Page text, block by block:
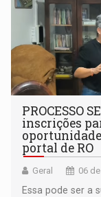
PROCESSO
inscrições
portal de RO
Geral 06
Essa pode ser a